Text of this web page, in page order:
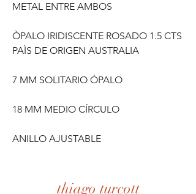
METAL ENTRE AMBOS
ÒPALO IRIDISCENTE ROSADO 1.5 CTS
PAÌS DE ORIGEN AUSTRALIA
7 MM SOLITARIO ÓPALO
18 MM MEDIO CÍRCULO
ANILLO AJUSTABLE
thiago turcott